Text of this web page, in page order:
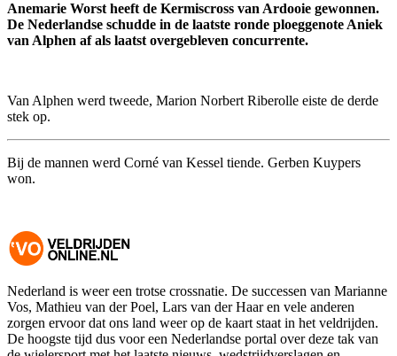
Anemarie Worst heeft de Kermiscross van Ardooie gewonnen.
De Nederlandse schudde in de laatste ronde ploeggenote Aniek
van Alphen af als laatst overgebleven concurrente.
Van Alphen werd tweede, Marion Norbert Riberolle eiste de derde
stek op.
Bij de mannen werd Corné van Kessel tiende. Gerben Kuypers
won.
Nederland is weer een trotse crossnatie. De successen van Marianne
Vos, Mathieu van der Poel, Lars van der Haar en vele anderen
zorgen ervoor dat ons land weer op de kaart staat in het veldrijden.
De hoogste tijd dus voor een Nederlandse portal over deze tak van